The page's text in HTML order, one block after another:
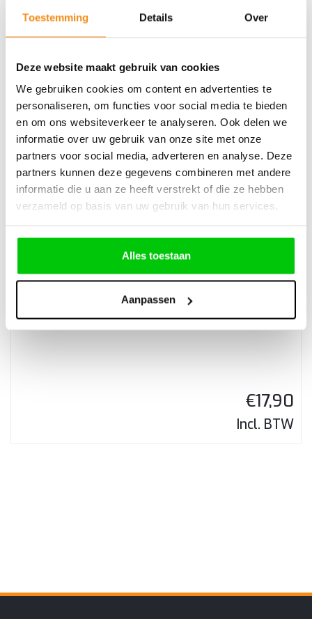
Toestemming Details Over
Deze website maakt gebruik van cookies
We gebruiken cookies om content en advertenties te
personaliseren, om functies voor social media te bieden
en om ons websiteverkeer te analyseren. Ook delen we
informatie over uw gebruik van onze site met onze
partners voor social media, adverteren en analyse. Deze
partners kunnen deze gegevens combineren met andere
informatie die u aan ze heeft verstrekt of die ze hebben
verzameld op basis van uw gebruik van hun services.
Alles toestaan
Aanpassen
TA40 – ABRITES Alfa Romeo Giulia/Stelvio sleutel
€210,70
Incl. BTW
€17,90
Incl. BTW